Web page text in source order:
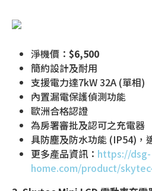
淨機價： $6,500
簡約設計及耐用
支援電力達7kW 32A (單相)
內置漏電保護偵測功能
歐洲合格認證
為房署審批及認可之充電器
具防塵及防水功能 (IP54)，
更多產品資訊： https://dsg-
home.com/product/